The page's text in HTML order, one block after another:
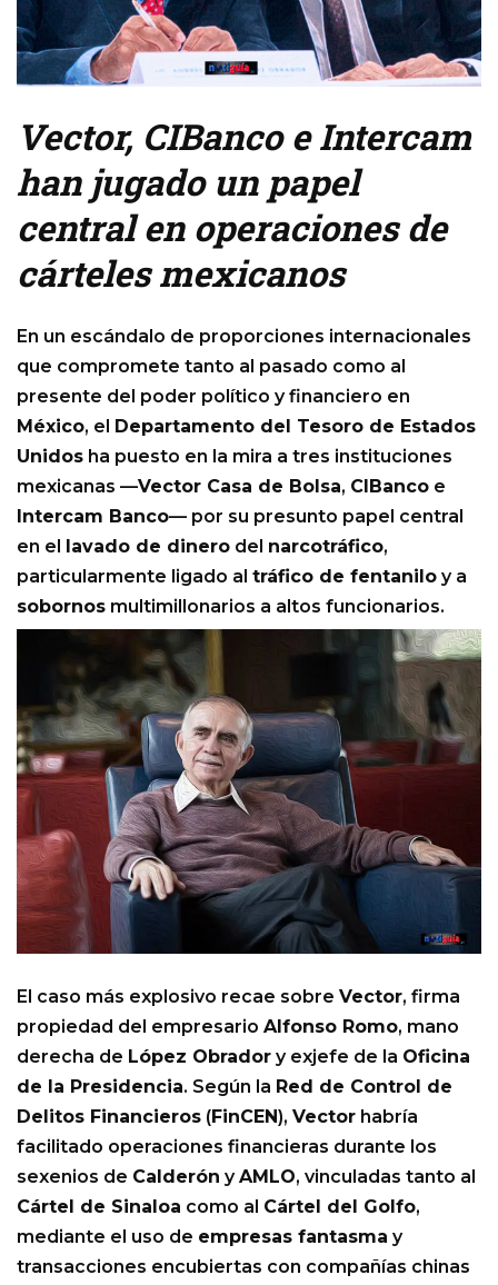
Vector, CIBanco e Intercam
han jugado un papel
central en operaciones de
cárteles mexicanos
En un escándalo de proporciones internacionales
que compromete tanto al pasado como al
presente del poder político y financiero en
México, el Departamento del Tesoro de Estados
Unidos ha puesto en la mira a tres instituciones
mexicanas —Vector Casa de Bolsa, CIBanco e
Intercam Banco— por su presunto papel central
en el lavado de dinero del narcotráfico,
particularmente ligado al tráfico de fentanilo y a
sobornos multimillonarios a altos funcionarios.
El caso más explosivo recae sobre Vector, firma
propiedad del empresario Alfonso Romo, mano
derecha de López Obrador y exjefe de la Oficina
de la Presidencia. Según la Red de Control de
Delitos Financieros (FinCEN), Vector habría
facilitado operaciones financieras durante los
sexenios de Calderón yAMLO, vinculadas tanto al
Cártel de Sinaloa como al Cártel del Golfo,
mediante el uso de empresas fantasma y
transacciones encubiertas con compañías chinas